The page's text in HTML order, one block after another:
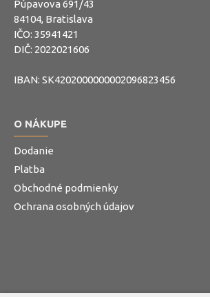
Púpavova 691/43
84104, Bratislava
IČO: 35941421
DIČ: 2022021606
IBAN: SK4202000000002096823456
O NÁKUPE
Dodanie
Platba
Obchodné podmienky
Ochrana osobných údajov